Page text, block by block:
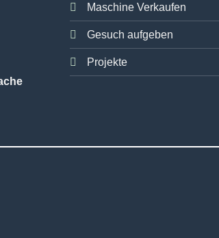
Maschine Verkaufen
Gesuch aufgeben
Projekte